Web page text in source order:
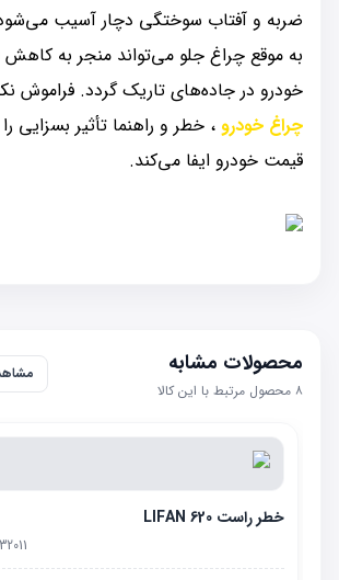
ضربه و آفتاب سوختگی دچار آسیب
به موقع چراغ جلو می‌تواند منجر به کاهش
خودرو در جاده‌های تاریک گردد. فراموش
چراغ خودرو ، خطر و راهنما تأثیر بسزایی
قیمت خودرو ایفا می‌کند.
محصولات مشابه
۸ محصول مرتبط با این کالا
خطر راست LIFAN 620